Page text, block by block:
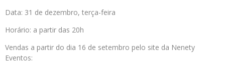
Data: 31 de dezembro, terça-feira
Horário: a partir das 20h
Vendas a partir do dia 16 de setembro pelo site da Nenety
Eventos: